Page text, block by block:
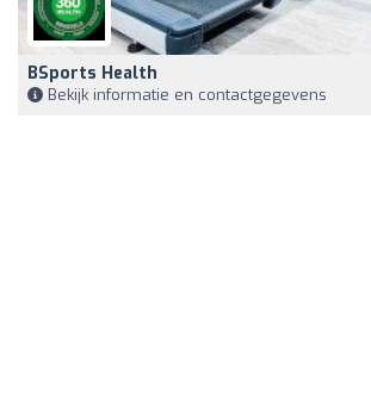
BSports Health
Bekijk informatie en contactgegevens